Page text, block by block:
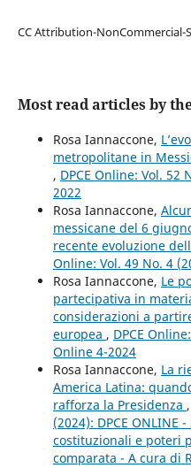
CC Attribution-NonCommercial-
Most read articles by
Rosa Iannaccone,
metropolitane in
, DPCE Online: Vol. 52
2022
Rosa Iannaccone,
messicane del 6
recente evoluzione
Online: Vol. 49 No. 4
Rosa Iannaccone, Le
partecipativa in
considerazioni a
europea , DPCE
Online 4-2024
Rosa Iannaccone, La
America Latina:
rafforza la Presidenza ,
(2024): DPCE ONLINE
costituzionali e poteri
comparata - A cura di